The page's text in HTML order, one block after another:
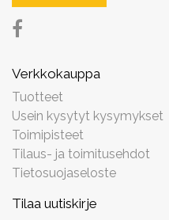
Verkkokauppa
Tuotteet
Usein kysytyt kysymykset
Toimipisteet
Tilaus- ja toimitusehdot
Tietosuojaseloste
Tilaa uutiskirje